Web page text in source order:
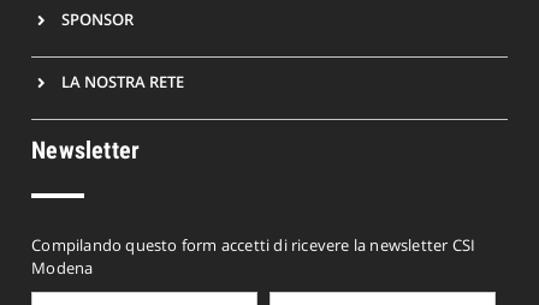
SPONSOR
LA NOSTRA RETE
Newsletter
Compilando questo form accetti di ricevere la newsletter CSI
Modena